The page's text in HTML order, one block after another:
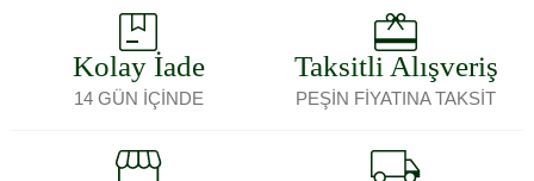
Kolay İade
14 GÜN İÇİNDE
Taksitli Alışveriş
PEŞİN FİYATINA TAKSİT